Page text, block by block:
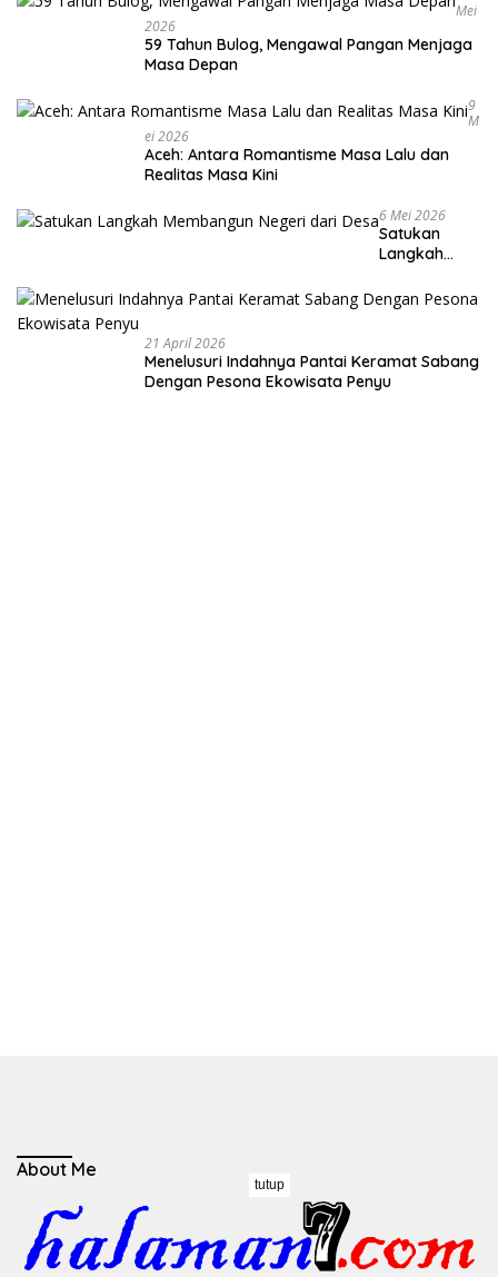
Mei
2026
59 Tahun Bulog, Mengawal Pangan Menjaga
Masa Depan
9
M
Ei 2026
Aceh: Antara Romantisme Masa Lalu dan
Realitas Masa Kini
6 Mei 2026
Satukan
Langkah
Negeri dari
Desa
21 April 2026
Menelusuri Indahnya Pantai Keramat Sabang
Dengan Pesona Ekowisata Penyu
About Me
tutup